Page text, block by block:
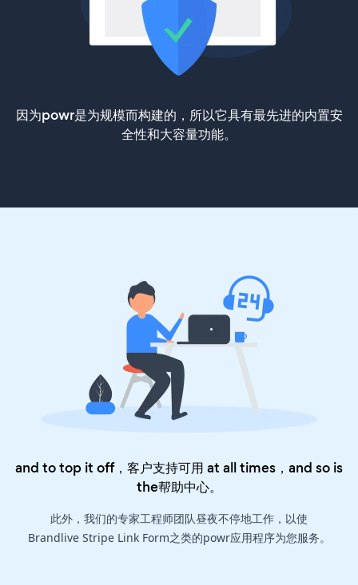
因为powr是为规模而构建的，所以它具有最先进的内置安
全性和大容量功能。
and to top it off，客户支持可用 at all times，and so is
the帮助中心。
此外，我们的专家工程师团队昼夜不停地工作，以使
Brandlive Stripe Link Form之类的powr应用程序为您服务。